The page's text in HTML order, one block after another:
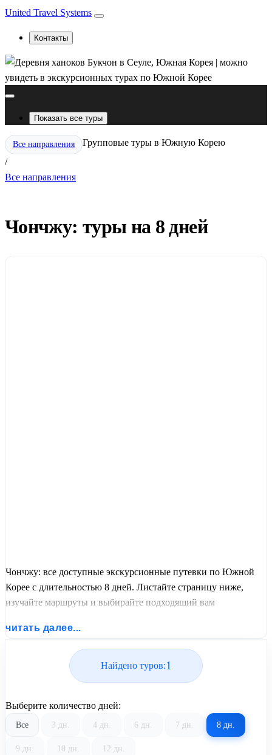
United Travel Systems
Контакты
Показать все туры
Все направления
/
Групповые туры в Южную Корею
Все направления
Чончжу: туры на 8 дней
Чончжу: все доступные экскурсионные путевки по Южной
Корее с длительностью 8 дней. Листайте страницу ниже,
изучайте маршруты и выбирайте подходящий вам
United Travel Systems.
читать далее...
Найдено туров:1
Выберите количество дней:
Все 3 дн. 4 дн. 6 дн. 7 дн. 8 дн.
9 дн. 10 дн. 12 дн.